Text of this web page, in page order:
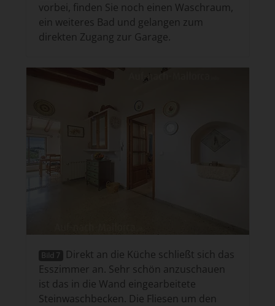
vorbei, finden Sie noch einen Waschraum,
ein weiteres Bad und gelangen zum
direkten Zugang zur Garage.
Bild 7
Direkt an die Küche schließt sich das
Esszimmer an. Sehr schön anzuschauen
ist das in die Wand eingearbeitete
Steinwaschbecken. Die Fliesen um den